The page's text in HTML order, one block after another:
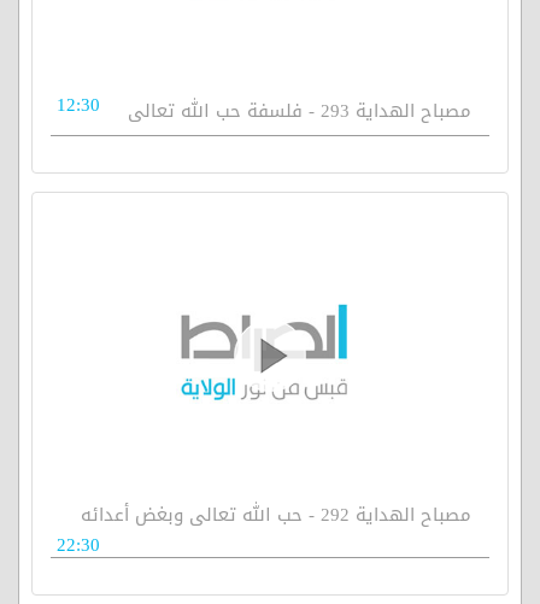
مصباح الهداية 293 - فلسفة حب الله تعالى 12:30
مصباح الهداية 292 - حب الله تعالى وبغض أعدائه
22:30